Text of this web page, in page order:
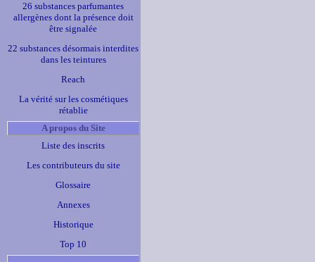
26 substances parfumantes
allergènes dont la présence doit
être signalée
22 substances désormais interdites
dans les teintures
Reach
La vérité sur les cosmétiques
rétablie
A propos du Site
Liste des inscrits
Les contributeurs du site
Glossaire
Annexes
Historique
Top 10